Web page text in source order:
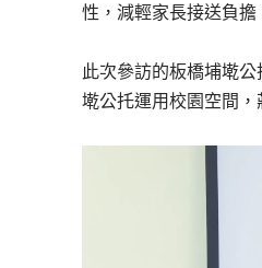
性，減輕家長接送負擔
此次參訪的板橋埔墘
墘公托運用校園空間